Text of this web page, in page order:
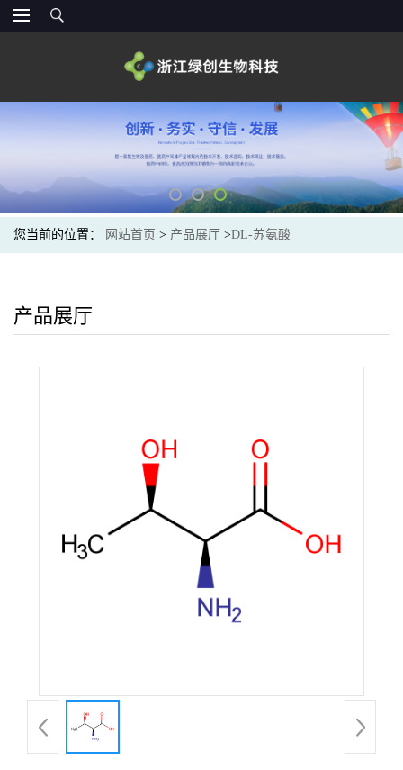
您当前的位置： 网站首页 > 产品展厅 >DL-苏氨酸
产品展厅